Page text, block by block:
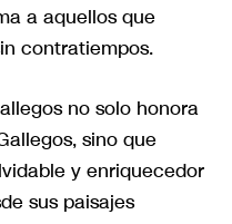
a aquellos que
contratiempos.
no solo honora
sino que
y enriquecedor
sus paisajes